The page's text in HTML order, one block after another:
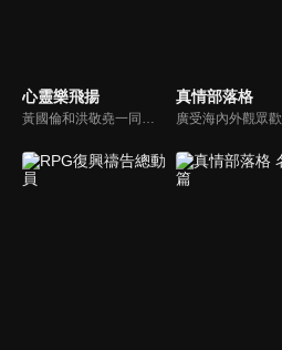
心靈樂飛揚
黃國倫和洪敬堯一同至心靈樂飛揚分享流行音樂和詩歌的不同處，兩人在節目中更分享影響他們或深具意義的歌曲，節目中演唱了我願意、每天愛你多一些、眼淚、愛是最美的事情、不住感謝不停讚美、愛常常喜樂等動人好聽的歌曲。
真情部落格